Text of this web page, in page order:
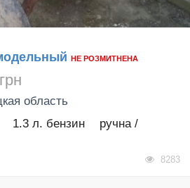
НЕ РОЗМИТНЕНА
область
1.3 л. бензин
ручна /
8283